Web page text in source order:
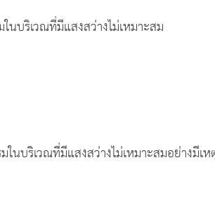
บริเวณที่มีแสงสว่างไม่เหมาะสม
นบริเวณที่มีแสงสว่างไม่เหมาะสมอย่างมีเ